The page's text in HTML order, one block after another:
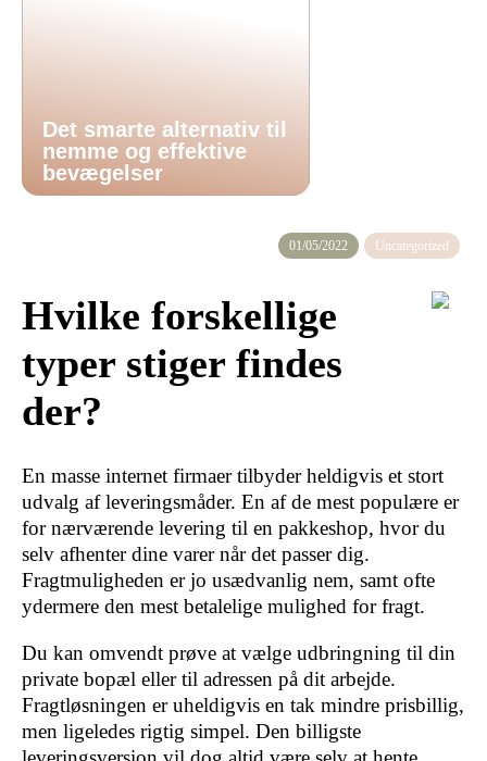
Det smarte alternativ til
nemme og effektive
bevægelser
01/05/2022 Uncategorized
Hvilke forskellige
typer stiger findes
der?
En masse internet firmaer tilbyder heldigvis et stort
udvalg af leveringsmåder. En af de mest populære er
for nærværende levering til en pakkeshop, hvor du
selv afhenter dine varer når det passer dig.
Fragtmuligheden er jo usædvanlig nem, samt ofte
ydermere den mest betalelige mulighed for fragt.
Du kan omvendt prøve at vælge udbringning til din
private bopæl eller til adressen på dit arbejde.
Fragtløsningen er uheldigvis en tak mindre prisbillig,
men ligeledes rigtig simpel. Den billigste